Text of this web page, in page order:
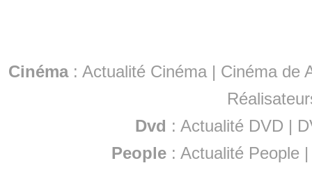
Cinéma: Actualité Cinéma | Cinéma de
Dvd : Actualité DVD |
People :Actualité People